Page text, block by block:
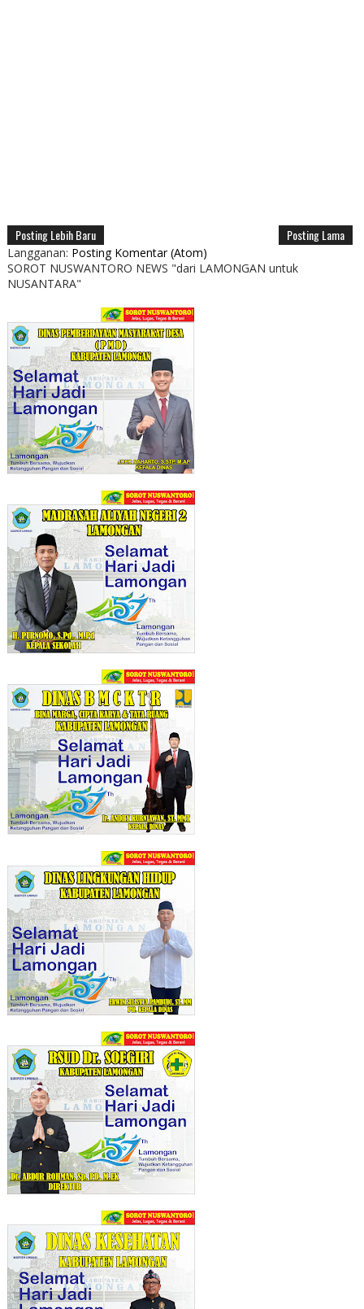
Posting Lebih Baru Posting Lama
Langganan: Posting Komentar (Atom)
SOROT NUSWANTORO NEWS "dari LAMONGAN untuk
NUSANTARA"